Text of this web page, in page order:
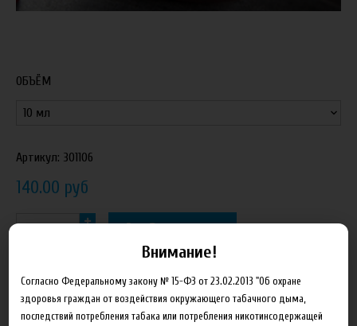
ОБЪЁМ
Артикул: 301106
140.00 руб
В корзину
Внимание!
Согласно Федеральному закону № 15-ФЗ от 23.02.2013 "Об охране
здоровья граждан от воздействия окружающего табачного дыма,
последствий потребления табака или потребления никотинсодержащей